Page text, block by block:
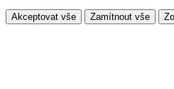
Akceptovat vše Zamítnout vše